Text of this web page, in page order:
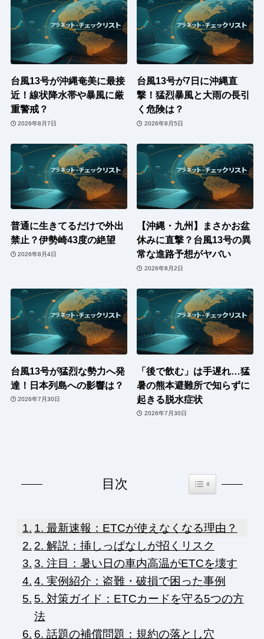
台風13号が沖縄奄美に最接
近！線状降水帯や暴風に厳
重警戒？
2026年8月7日
台風13号が7日に沖縄直
撃！猛烈暴風と大雨の長引
く危険は？
2026年8月5日
普通に生きてるだけで外出
禁止？伊勢崎43度の絶望
2026年8月4日
【沖縄・九州】まさかお盆
休みに直撃？台風13号の異
常な進路予想がヤバい
2026年8月2日
台風13号が猛烈な勢力へ発
達！日本列島への影響は？
2026年7月30日
「後で飲む」は手遅れ…猛
暑の熊本避難所で知らずに
起きる脱水症状
2026年7月30日
目次 Toggle Table of
1. 最新速報：ETCが使えなくなる理由？
2. 解説：挿しっぱなしが招くリスク
3. 注目：暑い日の車内高温がETCを壊す
4. 実例紹介：盗難・破損で困った事例
5. 対策ガイド：ETCカードを守る5つの方
法
6. 話題の補償問題：規約の落とし穴